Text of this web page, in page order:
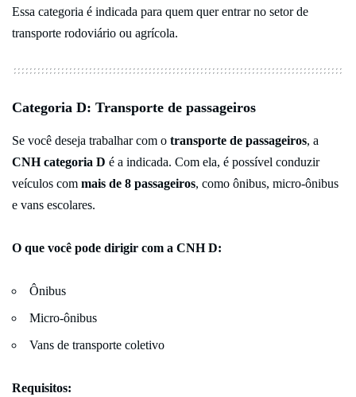
Essa categoria é indicada para quem quer entrar no setor de
transporte rodoviário ou agrícola.
Categoria D: Transporte de passageiros
Se você deseja trabalhar com o transporte de passageiros, a
CNH categoria D é a indicada. Com ela, é possível conduzir
veículos com mais de 8 passageiros, como ônibus, micro-ônibus
e vans escolares.
O que você pode dirigir com a CNH D:
Ônibus
Micro-ônibus
Vans de transporte coletivo
Requisitos: